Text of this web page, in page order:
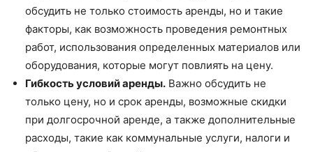
обсудить не только стоимость аренды, но и такие
факторы, как возможность проведения ремонтных
работ, использования определенных материалов или
оборудования, которые могут повлиять на цену.
Гибкость условий аренды. Важно обсудить не
только цену, но и срок аренды, возможные скидки
при долгосрочной аренде, а также дополнительные
расходы, такие как коммунальные услуги, налоги и